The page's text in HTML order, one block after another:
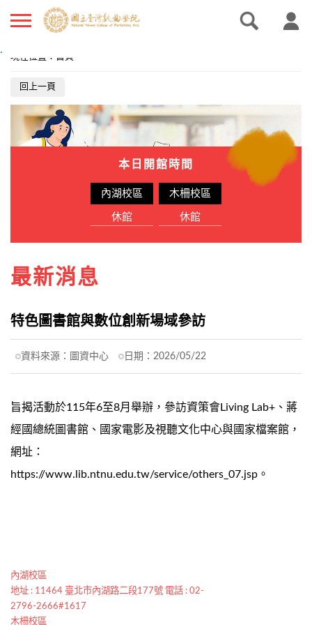
.
現在位置 ： 首頁
回上一頁
本日開館時間
內湖校區
休館
木柵校區
休館
最新消息
特色圖書館與數位創新場域參訪
資料來源： 圖資中心 日期： 2026/05/22
旨揭活動於115年6至8月舉辦，參訪資策會Living Lab+、蔣
經國總統圖書館、國家電影及視聽文化中心與國家檔案館，
網址：
https://www.lib.ntnu.edu.tw/service/others_07.jsp。
內湖校區
地址 : 11464 臺北市內湖路二段177號 電話 : 02-
2796-2666#1617
木柵校區